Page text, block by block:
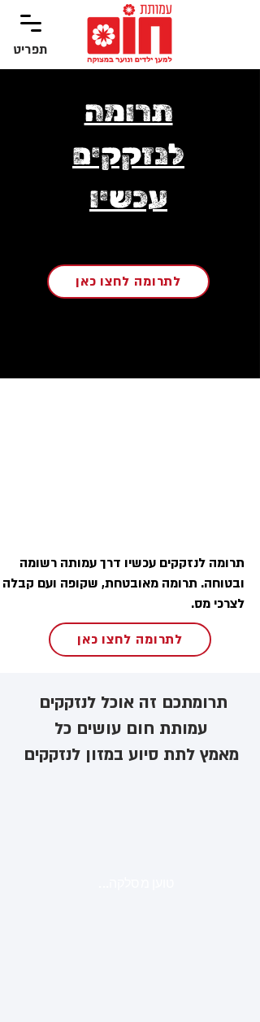
תפריט
תרומה
לנזקקים
עכשיו
לתרומה לחצו כאן
תרומה לנזקקים עכשיו דרך עמותה רשומה
ובטוחה. תרומה מאובטחת, שקופה ועם קבלה
לצרכי מס.
לתרומה לחצו כאן
תרומתכם זה אוכל לנזקקים ​
עמותת חום עושים כל
מאמץ לתת סיוע במזון לנזקקים